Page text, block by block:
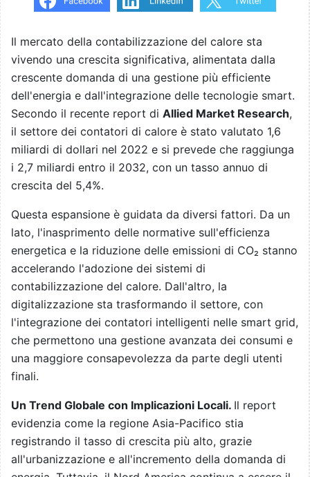
Il mercato della contabilizzazione del calore sta
vivendo una crescita significativa, alimentata dalla
crescente domanda di una gestione più efficiente
dell'energia e dall'integrazione delle tecnologie smart.
Secondo il recente report di Allied Market Research,
il settore dei contatori di calore è stato valutato 1,6
miliardi di dollari nel 2022 e si prevede che raggiunga
i 2,7 miliardi entro il 2032, con un tasso annuo di
crescita del 5,4%.
Questa espansione è guidata da diversi fattori. Da un
lato, l'inasprimento delle normative sull'efficienza
energetica e la riduzione delle emissioni di CO₂ stanno
accelerando l'adozione dei sistemi di
contabilizzazione del calore. Dall'altro, la
digitalizzazione sta trasformando il settore, con
l'integrazione dei contatori intelligenti nelle smart grid,
che permettono una gestione avanzata dei consumi e
una maggiore consapevolezza da parte degli utenti
finali.
Un Trend Globale con Implicazioni Locali. Il report
evidenzia come la regione Asia-Pacifico stia
registrando il tasso di crescita più alto, grazie
all'urbanizzazione e all'incremento della domanda di